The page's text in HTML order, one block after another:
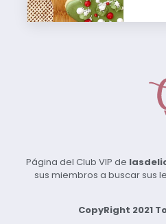
Página del Club VIP de
sus miembros a buscar sus
CopyRight 2021